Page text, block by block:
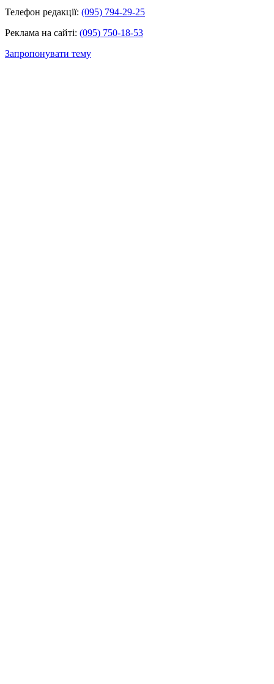
Телефон редакції: (095) 794-29-25
Реклама на сайті: (095) 750-18-53
Запропонувати тему